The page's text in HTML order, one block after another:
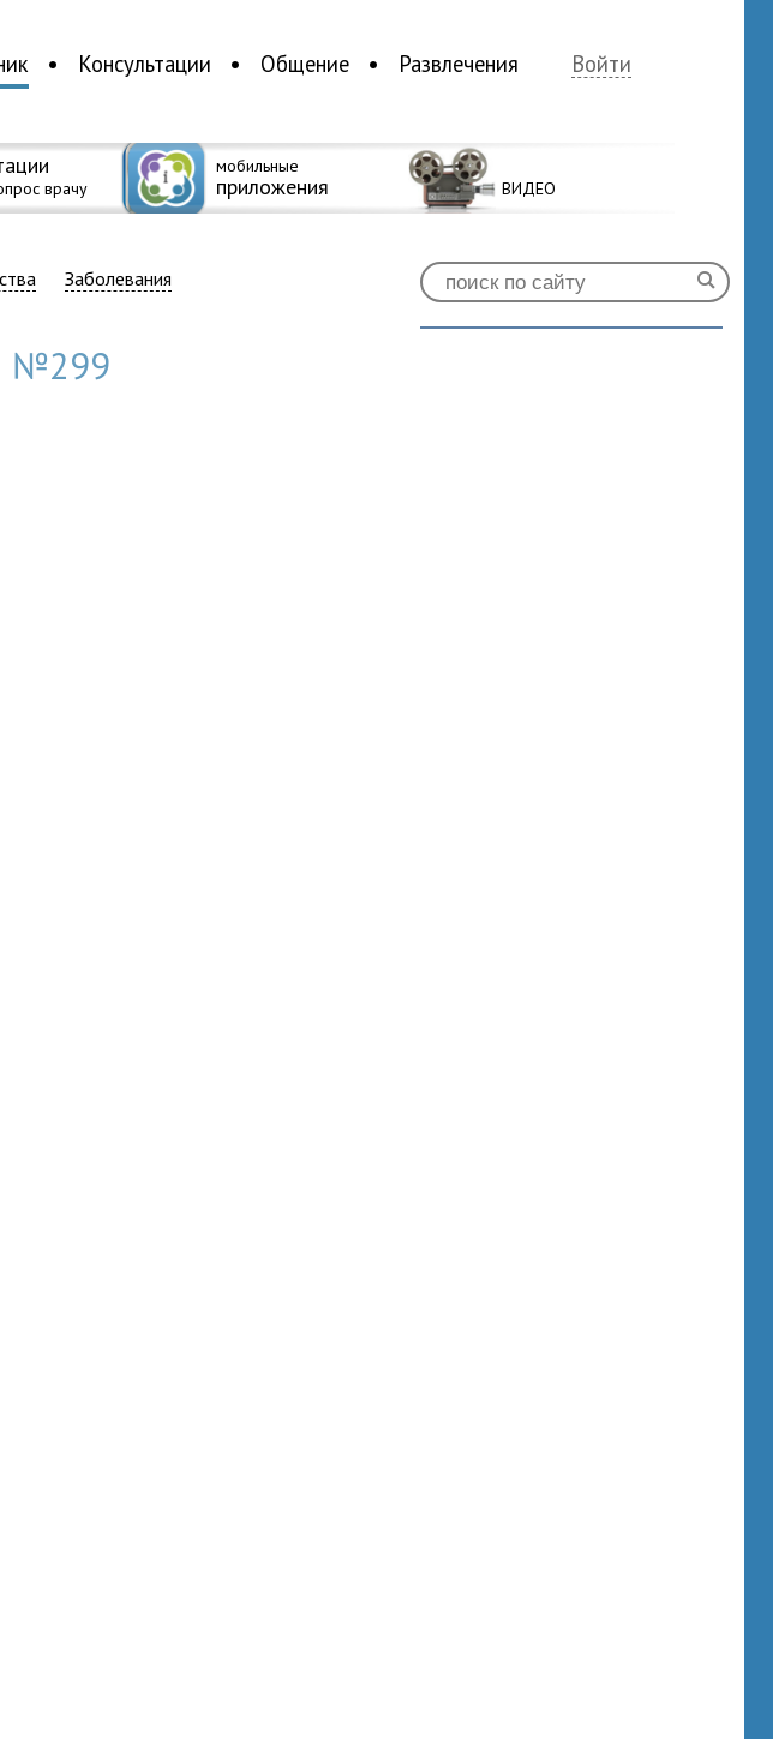
Консультации Общение Развлечения Войти
врачу
мобильные
приложения ВИДЕО
Заболевания
№299